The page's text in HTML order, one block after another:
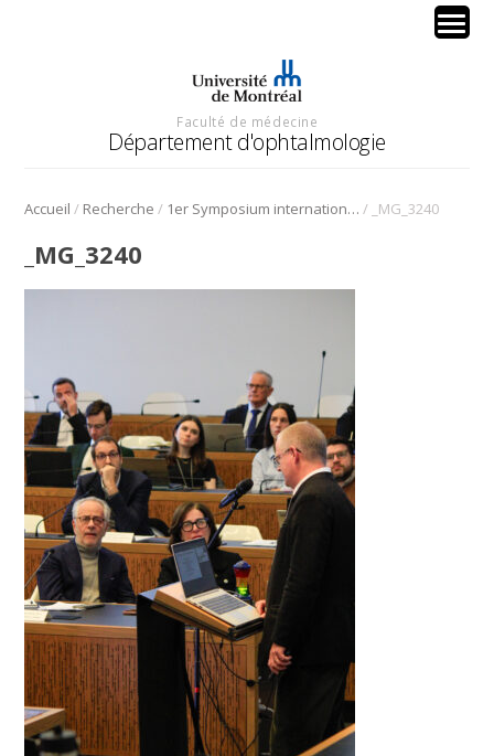
Faculté de médecine
Département d'ophtalmologie
Accueil / Recherche / 1er Symposium international en médecine régénérative de la cornée / _MG_3240
_MG_3240